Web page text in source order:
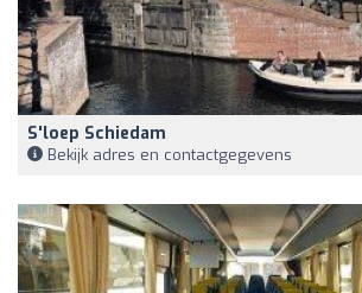
S'loep Schiedam
Bekijk adres en contactgegevens